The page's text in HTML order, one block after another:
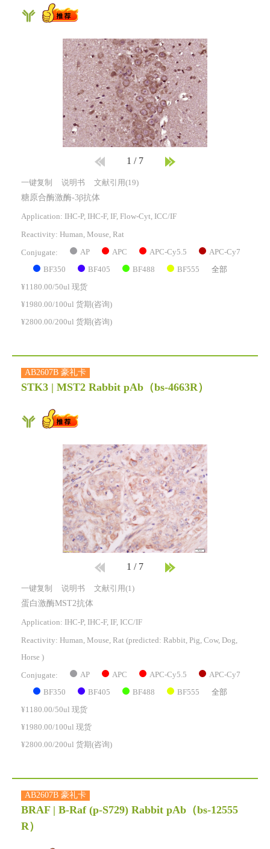
1 / 7
一键复制 说明书 文献引用(19)
糖原合酶激酶-3β抗体
Application: IHC-P, IHC-F, IF, Flow-Cyt, ICC/IF
Reactivity: Human, Mouse, Rat
Conjugate: AP APC APC-Cy5.5 APC-Cy7
BF350 BF405 BF488 BF555 全部
¥1180.00/50ul 现货
¥1980.00/100ul 货期(咨询)
¥2800.00/200ul 货期(咨询)
AB2607B 豪礼卡
STK3 | MST2 Rabbit pAb （bs-4663R）
1 / 7
一键复制 说明书 文献引用(1)
蛋白激酶MST2抗体
Application: IHC-P, IHC-F, IF, ICC/IF
Reactivity: Human, Mouse, Rat (predicted: Rabbit, Pig, Cow, Dog,
Horse )
Conjugate: AP APC APC-Cy5.5 APC-Cy7
BF350 BF405 BF488 BF555 全部
¥1180.00/50ul 现货
¥1980.00/100ul 现货
¥2800.00/200ul 货期(咨询)
AB2607B 豪礼卡
BRAF | B-Raf (p-S729) Rabbit pAb （bs-12555
R）